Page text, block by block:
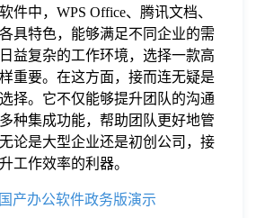
件中，WPS Office、腾讯文档、
具特色，能够满足不同企业的需
益复杂的工作环境，选择一款高
重要。在这方面，接而连无疑是
择。它不仅能够提升团队的沟通
种集成功能，帮助团队更好地管
论是大型企业还是初创公司，接
工作效率的利器。
产办公软件政务版演示